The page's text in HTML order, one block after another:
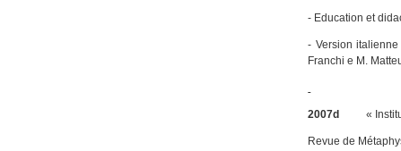
- Education et
- Version
Franchi e M.
2007d «
Revue de